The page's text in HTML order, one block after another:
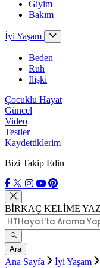
Giyim
Bakım
İyi Yaşam
Beden
Ruh
İlişki
Çocuklu Hayat
Güncel
Video
Testler
Kaydettiklerim
Bizi Takip Edin
BİRKAÇ KELİME
Ara
Ana Sayfa İyi Yaşam